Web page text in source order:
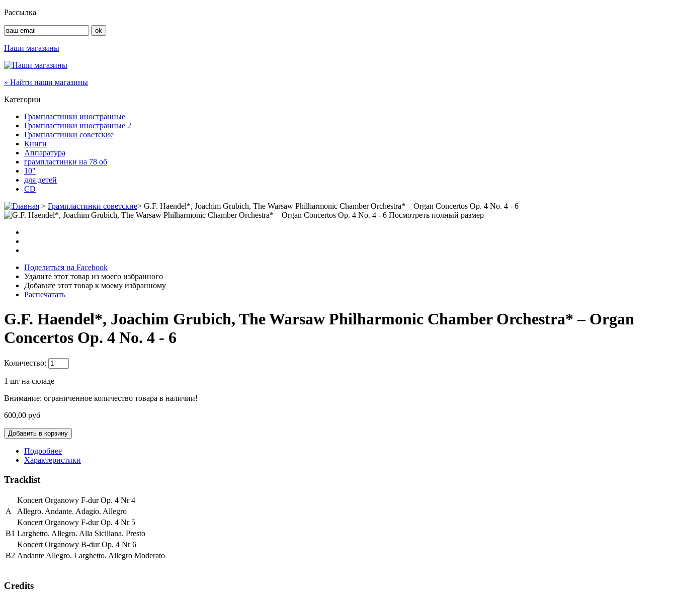
Рассылка
Наши магазины
» Найти наши магазины
Категории
Грампластинки иностранные
Грампластинки иностранные 2
Грампластинки советские
Книги
Аппаратура
грампластинки на 78 об
10"
для детей
CD
> Грампластинки советские> G.F. Haendel*, Joachim Grubich, The Warsaw Philharmonic Chamber Orchestra* ‎– Organ Concertos Op. 4 No. 4 - 6
Посмотреть полный размер
Поделиться на Facebook
Удалите этот товар из моего избранного
Добавьте этот товар к моему избранному
Распечатать
G.F. Haendel*, Joachim Grubich, The Warsaw Philharmonic Chamber Orchestra* ‎– Organ
Concertos Op. 4 No. 4 - 6
Количество:
1 шт на складе
Внимание: ограниченное количество товара в наличии!
600,00 руб
Подробнее
Характеристики
Tracklist
Koncert Organowy F-dur Op. 4 Nr 4
A
Allegro. Andante. Adagio. Allegro
Koncert Organowy F-dur Op. 4 Nr 5
B1 Larghetto. Allegro. Alla Siciliana. Presto
Koncert Organowy B-dur Op. 4 Nr 6
B2 Andante Allegro. Larghetto. Allegro Moderato
Credits